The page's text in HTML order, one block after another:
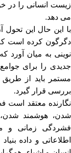
زیست انسانی را در
می دهد.
با این حال این تحول
دگرگون کرده است
نوینی به میان آورد
جدیدی را برای
مستمر باید از
بررسی قرار گیرد.
نگارنده معتقد است
شدن، هوشمند
اطلاعاتی و داده